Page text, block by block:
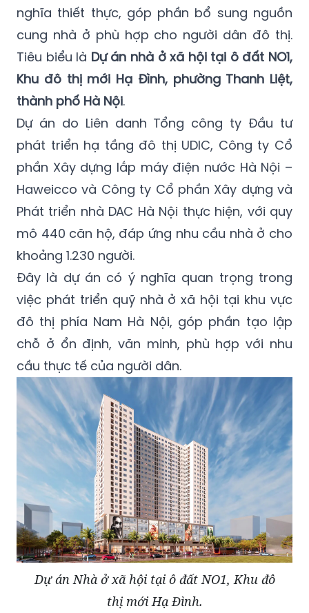
nghĩa thiết thực, góp phần bổ sung nguồn
cung nhà ở phù hợp cho người dân đô thị.
Tiêu biểu là Dự án nhà ở xã hội tại ô đất NO1,
Khu đô thị mới Hạ Đình, phường Thanh Liệt,
thành phố Hà Nội.
Dự án do Liên danh Tổng công ty Đầu tư
phát triển hạ tầng đô thị UDIC, Công ty Cổ
phần Xây dựng lắp máy điện nước Hà Nội –
Haweicco và Công ty Cổ phần Xây dựng và
Phát triển nhà DAC Hà Nội thực hiện, với quy
mô 440 căn hộ, đáp ứng nhu cầu nhà ở cho
khoảng 1.230 người.
Đây là dự án có ý nghĩa quan trọng trong
việc phát triển quỹ nhà ở xã hội tại khu vực
đô thị phía Nam Hà Nội, góp phần tạo lập
chỗ ở ổn định, văn minh, phù hợp với nhu
cầu thực tế của người dân.
Dự án Nhà ở xã hội tại ô đất NO1, Khu đô
thị mới Hạ Đình.